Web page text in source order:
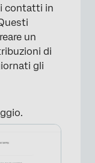
contatti in
un
di
gli